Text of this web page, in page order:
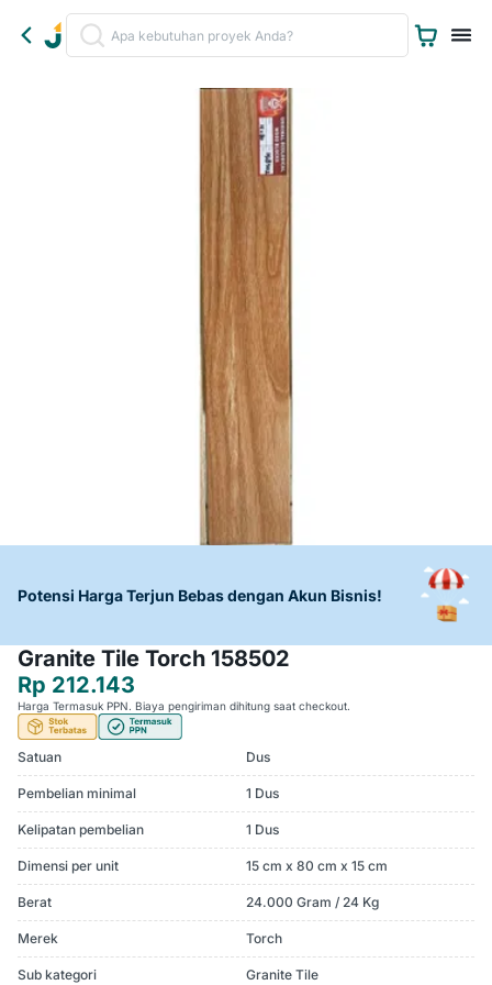
Potensi Harga Terjun Bebas dengan Akun Bisnis!
Granite Tile Torch 158502
Rp 212.143
Harga Termasuk PPN. Biaya pengiriman dihitung saat checkout.
Satuan Dus
Pembelian minimal 1 Dus
Kelipatan pembelian 1 Dus
Dimensi per unit 15 cm x 80 cm x 15 cm
Berat 24.000 Gram / 24 Kg
Merek Torch
Sub kategori
Granite Tile